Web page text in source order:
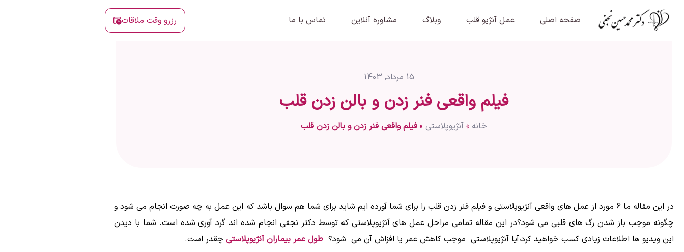
صفحه اصلی عمل آنژیو قلب وبلاگ مشاوره آنلاین تماس با ما رزرو وقت ملاقات
15 مرداد, 1403
فیلم واقعی فنر زدن و بالن زدن قلب
خانه » آنژیوپلاستی » فیلم واقعی فنر زدن و بالن زدن قلب
در این مقاله ما 6 مورد از عمل های واقعی آنژیوپلاستی و فیلم فنر زدن قلب را برای شما آورده ایم شاید برای شما هم سوال باشد که این عمل به چه صورت انجام می شود و
چگونه موجب باز شدن رگ های قلبی می شود؟در این مقاله تمامی مراحل عمل های آنژیوپلاستی که توسط دکتر نجفی انجام شده اند گرد آوری شده است. شما با دیدن
این ویدیو ها اطلاعات زیادی کسب خواهید کرد،آیا آنژیوپلاستی موجب کاهش عمر یا افزاش آن می شود؟ طول عمر بیماران آنژیوپلاستی چقدر است.